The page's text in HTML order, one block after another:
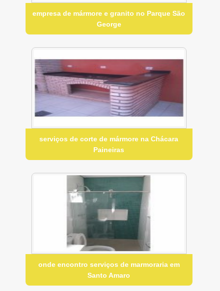
empresa de mármore e granito no Parque São
George
serviços de corte de mármore na Chácara
Paineiras
onde encontro serviços de marmoraria em
Santo Amaro